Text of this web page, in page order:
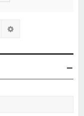
Buscar